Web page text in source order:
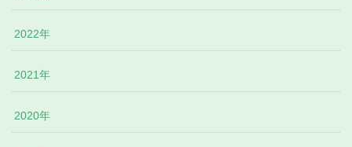
2022年
2021年
2020年